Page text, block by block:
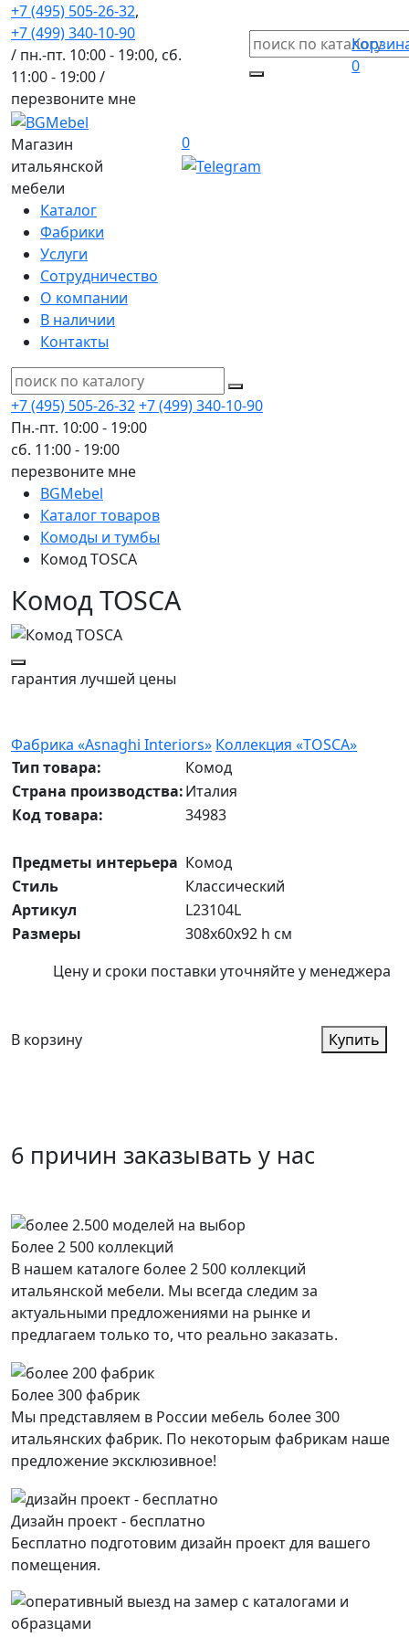
+7 (495) 505-26-32,
+7 (499) 340-10-90
/ пн.-пт. 10:00 - 19:00, сб.
11:00 - 19:00 /
перезвоните мне
0
Магазин
итальянской
мебели
0
Каталог
Фабрики
Услуги
Сотрудничество
О компании
В наличии
Контакты
+7 (495) 505-26-32+7 (499) 340-10-90
Пн.-пт. 10:00 - 19:00
сб. 11:00 - 19:00
перезвоните мне
BGMebel
Каталог товаров
Комоды и тумбы
Комод TOSCA
Комод TOSCA
гарантия лучшей цены
Фабрика «Asnaghi Interiors» Коллекция «TOSCA»
Тип товара:
Комод
Страна производства:Италия
Код товара:
34983
Предметы интерьера Комод
Стиль
Классический
Артикул
L23104L
Размеры
308x60x92 h см
Цену и сроки поставки уточняйте у менеджера
В корзину Купить
6 причин заказывать у нас
Более 2 500 коллекций
В нашем каталоге более 2 500 коллекций
итальянской мебели. Мы всегда следим за
актуальными предложениями на рынке и
предлагаем только то, что реально заказать.
Более 300 фабрик
Мы представляем в России мебель более 300
итальянских фабрик. По некоторым фабрикам наше
предложение эксклюзивное!
Дизайн проект - бесплатно
Бесплатно подготовим дизайн проект для вашего
помещения.